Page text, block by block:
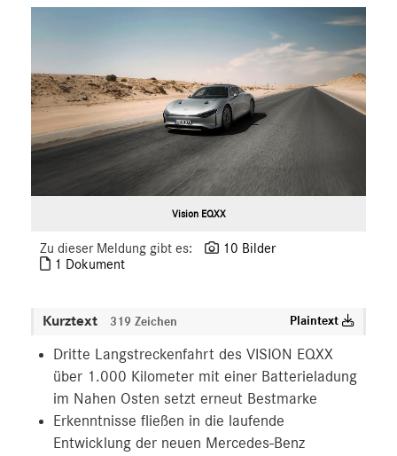
Vision EQXX
Zu dieser Meldung gibt es:
10 Bilder
1 Dokument
Kurztext 319 Zeichen Plaintext
Dritte Langstreckenfahrt des VISION EQXX
über 1.000 Kilometer mit einer Batterieladung
im Nahen Osten setzt erneut Bestmarke
Erkenntnisse fließen in die laufende
Entwicklung der neuen Mercedes-Benz